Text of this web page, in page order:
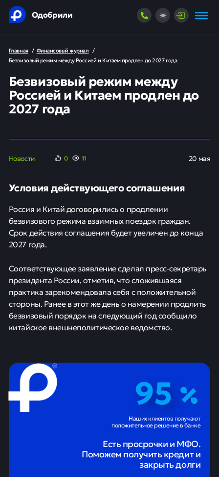
Одобрили
Главная / Финансовый журнал /
Безвизовый режим между Россией и Китаем продлен до 2027 года
Безвизовый режим между
Россией и Китаем продлен до
2027 года
Новости 0 11 20 мая
Условия действующего соглашения
Россия и Китай договорились о продлении
безвизового режима взаимных поездок граждан.
Срок действия соглашения будет увеличен до конца
2027 года.
Соответствующее заявление сделал пресс-секретарь
президента России, отметив, что сложившаяся
практика зарекомендовала себя с положительной
стороны. Ранее в этот же день о намерении продлить
безвизовый порядок на следующий год сообщило
китайское внешнеполитическое ведомство.
95
Наших клиентов получают
положительное решение в банке
Есть просрочки и МФО.
Поможем получить кредит и
закрыть долги